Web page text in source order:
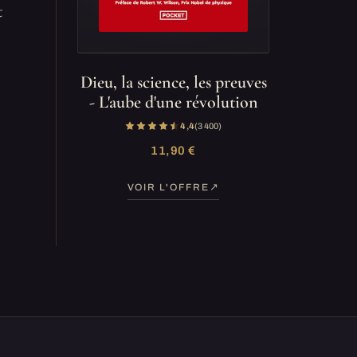
Dieu, la science, les preuves
- L'aube d'une révolution
4,4(3 400)
11,90 €
VOIR L'OFFRE